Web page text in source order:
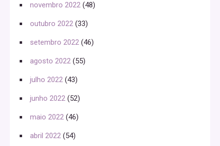
novembro 2022 (48)
outubro 2022 (33)
setembro 2022 (46)
agosto 2022 (55)
julho 2022 (43)
junho 2022 (52)
maio 2022 (46)
abril 2022 (54)